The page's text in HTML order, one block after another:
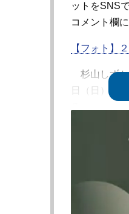
ットをSNS
コメント欄
【フォト】
杉山しずか
日（日）東
菅原美優は
かせており
しかし、菅
2024』でリ
丈夫かと不